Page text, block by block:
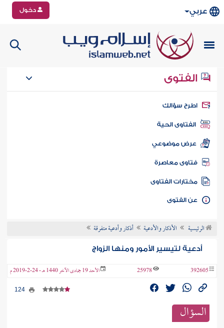
عربي دخول
الفتوى
سؤالك
الفتاوى الحية
عرض موضوعي
فتاوى معاصرة
مختارات الفتاوى
الفتوى
الرئيسية الأذكار والأدعية أذكار وأدعية متفرقة
أدعية لتيسير الأمور ومنها الزواج
392605
25978 الأحد 19 جمادى الآخر 1440 هـ - 24-2-2019 م
السؤال